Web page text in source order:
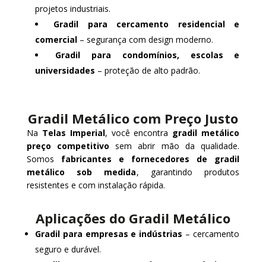
projetos industriais.
Gradil para cercamento residencial e
comercial– segurança com design moderno.
Gradil para condomínios, escolas e
universidades – proteção de alto padrão.
Gradil Metálico com Preço Justo
Na Telas Imperial, você encontra gradil metálico
preço competitivo sem abrir mão da qualidade.
Somos fabricantes e fornecedores de gradil
metálico sob medida, garantindo produtos
resistentes e com instalação rápida.
Aplicações do Gradil Metálico
Gradil para empresas e indústrias – cercamento
seguro e durável.